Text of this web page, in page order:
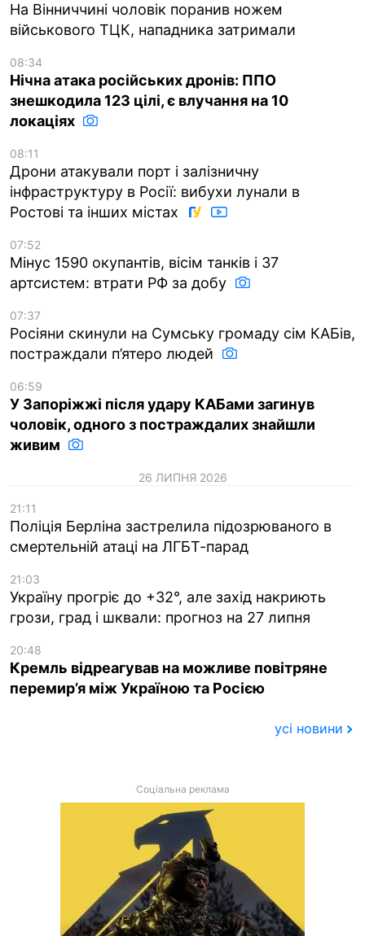
На Вінниччині чоловік поранив ножем
військового ТЦК, нападника затримали
08:34
Нічна атака російських дронів: ППО
знешкодила 123 цілі, є влучання на 10
локаціях
08:11
Дрони атакували порт і залізничну
інфраструктуру в Росії: вибухи лунали в
Ростові та інших містах
07:52
Мінус 1590 окупантів, вісім танків і 37
артсистем: втрати РФ за добу
07:37
Росіяни скинули на Сумську громаду сім КАБів,
постраждали п’ятеро людей
06:59
У Запоріжжі після удару КАБами загинув
чоловік, одного з постраждалих знайшли
живим
26 ЛИПНЯ 2026
21:11
Поліція Берліна застрелила підозрюваного в
смертельній атаці на ЛГБТ-парад
21:03
Україну прогріє до +32°, але захід накриють
грози, град і шквали: прогноз на 27 липня
20:48
Кремль відреагував на можливе повітряне
перемир’я між Україною та Росією
усі новини
Соціальна реклама